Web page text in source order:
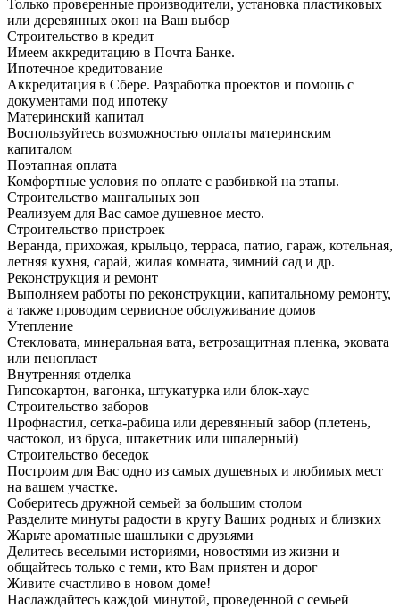
Только проверенные производители, установка пластиковых
или деревянных окон на Ваш выбор
Строительство в кредит
Имеем аккредитацию в Почта Банке.
Ипотечное кредитование
Аккредитация в Сбере. Разработка проектов и помощь с
документами под ипотеку
Материнский капитал
Воспользуйтесь возможностью оплаты материнским
капиталом
Поэтапная оплата
Комфортные условия по оплате с разбивкой на этапы.
Строительство мангальных зон
Реализуем для Вас самое душевное место.
Строительство пристроек
Веранда, прихожая, крыльцо, терраса, патио, гараж, котельная,
летняя кухня, сарай, жилая комната, зимний сад и др.
Реконструкция и ремонт
Выполняем работы по реконструкции, капитальному ремонту,
а также проводим сервисное обслуживание домов
Утепление
Стекловата, минеральная вата, ветрозащитная пленка, эковата
или пенопласт
Внутренняя отделка
Гипсокартон, вагонка, штукатурка или блок-хаус
Строительство заборов
Профнастил, сетка-рабица или деревянный забор (плетень,
частокол, из бруса, штакетник или шпалерный)
Строительство беседок
Построим для Вас одно из самых душевных и любимых мест
на вашем участке.
Соберитесь дружной семьей за большим столом
Разделите минуты радости в кругу Ваших родных и близких
Жарьте ароматные шашлыки с друзьями
Делитесь веселыми историями, новостями из жизни и
общайтесь только с теми, кто Вам приятен и дорог
Живите счастливо в новом доме!
Наслаждайтесь каждой минутой, проведенной с семьей